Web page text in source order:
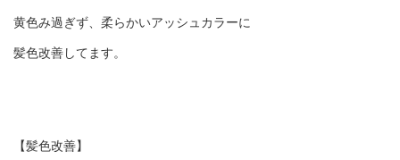
黄色み過ぎず、柔らかいアッシュカラーに
髪色改善してます。
【髪色改善】